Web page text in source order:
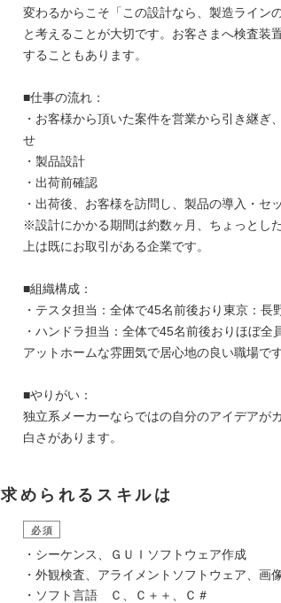
変わるからこそ「この設計なら、製造ライン
と考えることが大切です。お客さまへ検査装
することもあります。
■仕事の流れ：
・お客様から頂いた案件を営業から引き継
せ
・製品設計
・出荷前確認
・出荷後、お客様を訪問し、製品の導入
※設計にかかる期間は約数ヶ月、ちょっとし
上は既にお取引がある企業です。
■組織構成：
・テスタ担当：全体で45名前後おり東京：長
・ハンドラ担当：全体で45名前後おりほぼ全
アットホームな雰囲気で居心地の良い職場です
■やりがい：
独立系メーカーならではの自分のアイデアが
白さがあります。
求められるスキルは
必須
・シーケンス、ＧＵＩソフトウェア作成
・外観検査、アライメントソフトウェア、画
・ソフト言語 Ｃ、Ｃ＋＋、Ｃ＃